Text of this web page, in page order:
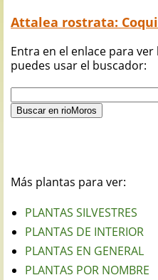
Attalea rostrata:
Entra en el enlace para
puedes usar el buscador:
Más plantas para ver:
PLANTAS SILVESTRES
PLANTAS DE INTERIOR
PLANTAS EN GENERAL
PLANTAS POR NOMBRE